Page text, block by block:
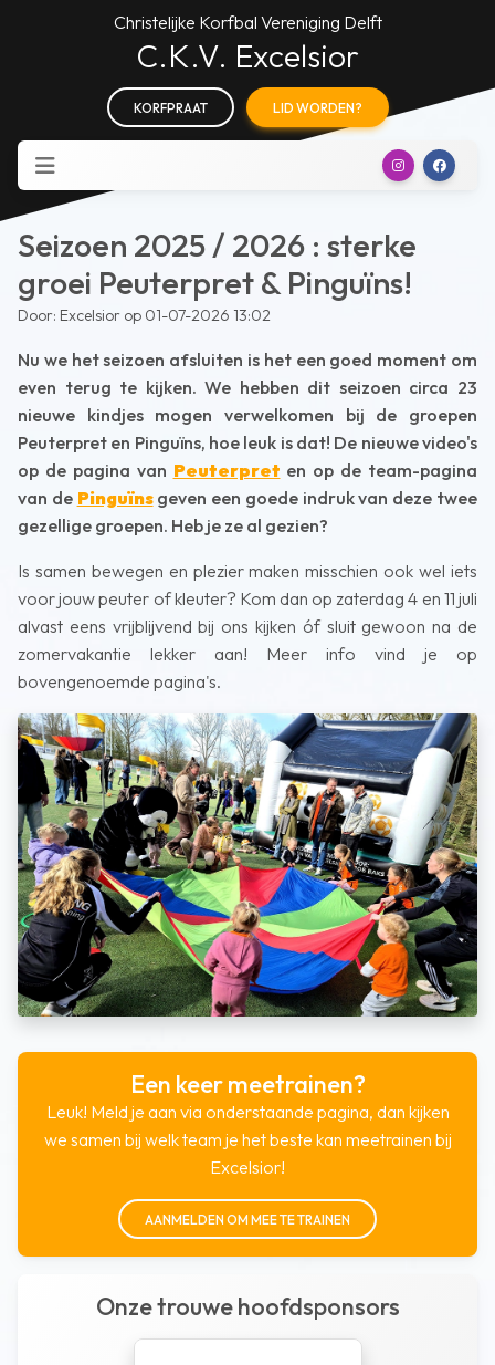
Christelijke Korfbal Vereniging Delft
C.K.V. Excelsior
KORFPRAAT LID WORDEN?
Seizoen 2025 / 2026 : sterke
groei Peuterpret & Pinguïns!
Door: Excelsior op 01-07-2026 13:02
Nu we het seizoen afsluiten is het een goed moment om
even terug te kijken. We hebben dit seizoen circa 23
nieuwe kindjes mogen verwelkomen bij de groepen
Peuterpret en Pinguïns, hoe leuk is dat! De nieuwe video's
op de pagina van Peuterpret en op de team-pagina
van de Pinguïnsgeven een goede indruk van deze twee
gezellige groepen. Heb je ze al gezien?
Is samen bewegen en plezier maken misschien ook wel iets
voor jouw peuter of kleuter? Kom dan op zaterdag 4 en 11 juli
alvast eens vrijblijvend bij ons kijken óf sluit gewoon na de
zomervakantie lekker aan! Meer info vind je op
bovengenoemde pagina's.
Een keer meetrainen?
Leuk! Meld je aan via onderstaande pagina, dan kijken
we samen bij welk team je het beste kan meetrainen bij
Excelsior!
AANMELDEN OM MEE TE TRAINEN
Onze trouwe hoofdsponsors